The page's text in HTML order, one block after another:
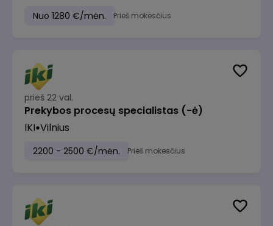
Nuo 1280 €/mėn. Prieš mokesčius
prieš 22 val.
Prekybos procesų specialistas (-ė)
IKI Vilnius
2200 - 2500 €/mėn. Prieš mokesčius